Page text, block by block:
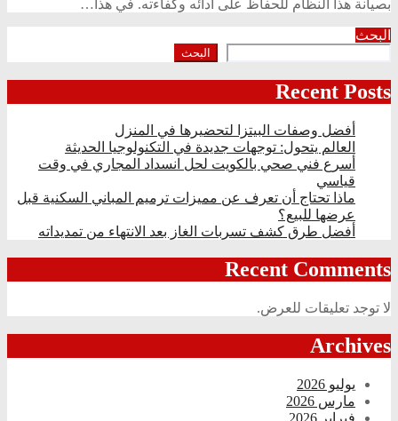
بصيانة هذا النظام للحفاظ على أدائه وكفاءته. في هذا…
البحث
البحث
Recent Posts
أفضل وصفات البيتزا لتحضيرها في المنزل
العالم يتحول: توجهات جديدة في التكنولوجيا الحديثة
أسرع فني صحي بالكويت لحل انسداد المجاري في وقت
قياسي
ماذا تحتاج أن تعرف عن مميزات ترميم المباني السكنية قبل
عرضها للبيع؟
أفضل طرق كشف تسربات الغاز بعد الانتهاء من تمديداته
Recent Comments
لا توجد تعليقات للعرض.
Archives
يوليو 2026
مارس 2026
فبراير 2026